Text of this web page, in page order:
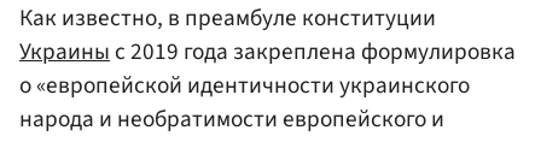
Как известно, в преамбуле конституции
Украиныс 2019 года закреплена формулировка
о «европейской идентичности украинского
народа и необратимости европейского и